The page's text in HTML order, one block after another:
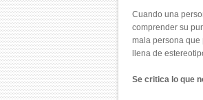
Cuando una
comprender su
mala persona que
llena de
Se critica lo que